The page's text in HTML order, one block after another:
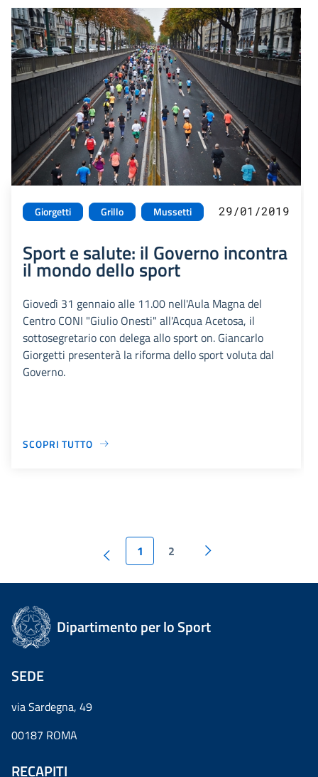
Giorgetti Grillo Mussetti 29/01/2019
Sport e salute: il Governo incontra
il mondo dello sport
Giovedì 31 gennaio alle 11.00 nell'Aula Magna del
Centro CONI "Giulio Onesti" all'Acqua Acetosa, il
sottosegretario con delega allo sport on. Giancarlo
Giorgetti presenterà la riforma dello sport voluta dal
Governo.
SCOPRI TUTTO
1 2
Dipartimento per lo Sport
SEDE
via Sardegna, 49
00187 ROMA
RECAPITI